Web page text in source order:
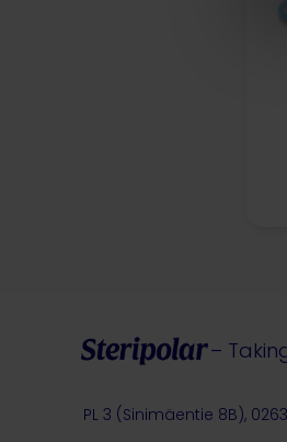
–
PL 3 (Sinimäentie 8B),